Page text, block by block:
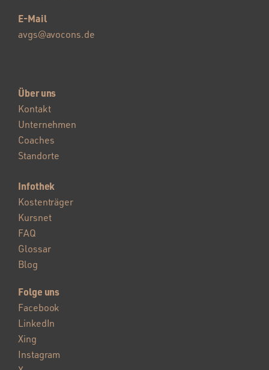
E-Mail
avgs@avocons.de
Über uns
Kontakt
Unternehmen
Coaches
Standorte
Infothek
Kostenträger
Kursnet
FAQ
Glossar
Blog
Folge uns
Facebook
LinkedIn
Xing
Instagram